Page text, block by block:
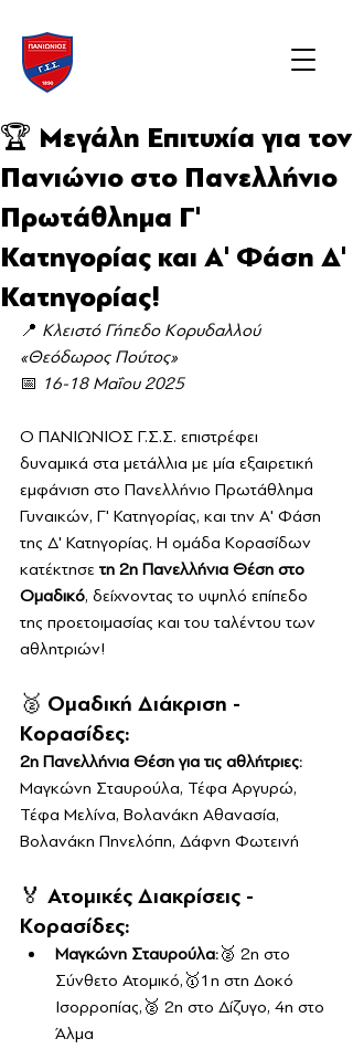
🏆 Μεγάλη Επιτυχία για τον
Πανιώνιο στο Πανελλήνιο
Πρωτάθλημα Γ'
Κατηγορίας και Α' Φάση Δ'
Κατηγορίας!
📍 Κλειστό Γήπεδο Κορυδαλλού
«Θεόδωρος Πούτος»
📅 16-18 Μαΐου 2025
Ο ΠΑΝΙΩΝΙΟΣ Γ.Σ.Σ. επιστρέφει
δυναμικά στα μετάλλια με μία εξαιρετική
εμφάνιση στο Πανελλήνιο Πρωτάθλημα
Γυναικών, Γ' Κατηγορίας, και την Α' Φάση
της Δ' Κατηγορίας. Η ομάδα Κορασίδων
κατέκτησε τη 2η Πανελλήνια Θέση στο
Ομαδικό, δείχνοντας το υψηλό επίπεδο
της προετοιμασίας και του ταλέντου των
αθλητριών!
🥈 Ομαδική Διάκριση -
Κορασίδες:
2η Πανελλήνια Θέση για τις αθλήτριες:
Μαγκώνη Σταυρούλα, Τέφα Αργυρώ,
Τέφα Μελίνα, Βολανάκη Αθανασία,
Βολανάκη Πηνελόπη, Δάφνη Φωτεινή
🏅 Ατομικές Διακρίσεις -
Κορασίδες:
Μαγκώνη Σταυρούλα:🥈 2η στο
Σύνθετο Ατομικό,🥇1η στη Δοκό
Ισορροπίας,🥈 2η στο Δίζυγο, 4η στο
Άλμα